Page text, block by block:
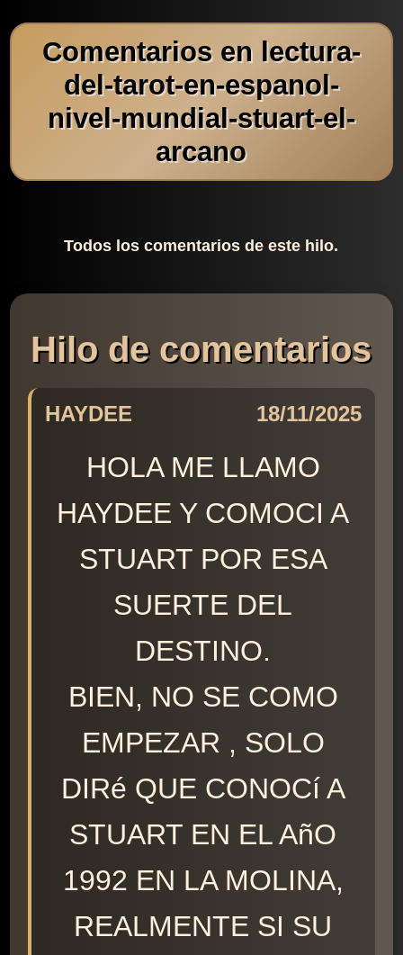
Comentarios en lectura-
del-tarot-en-espanol-
nivel-mundial-stuart-el-
arcano
Todos los comentarios de este hilo.
Hilo de comentarios
HAYDEE 18/11/2025
HOLA ME LLAMO
HAYDEE Y COMOCI A
STUART POR ESA
SUERTE DEL
DESTINO.
BIEN, NO SE COMO
EMPEZAR , SOLO
DIRé QUE CONOCí A
STUART EN EL AñO
1992 EN LA MOLINA,
REALMENTE SI SU